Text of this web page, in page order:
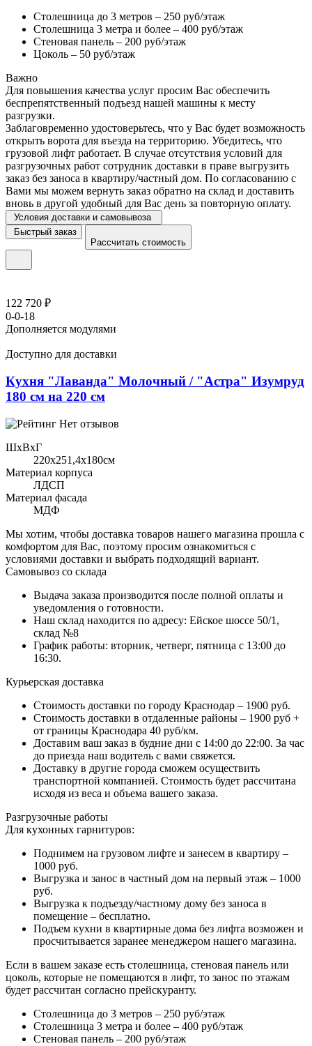
Столешница до 3 метров – 250 руб/этаж
Столешница 3 метра и более – 400 руб/этаж
Стеновая панель – 200 руб/этаж
Цоколь – 50 руб/этаж
Важно
Для повышения качества услуг просим Вас обеспечить
беспрепятственный подъезд нашей машины к месту
разгрузки.
Заблаговременно удостоверьтесь, что у Вас будет возможность
открыть ворота для въезда на территорию. Убедитесь, что
грузовой лифт работает. В случае отсутствия условий для
разгрузочных работ сотрудник доставки в праве выгрузить
заказ без заноса в квартиру/частный дом. По согласованию с
Вами мы можем вернуть заказ обратно на склад и доставить
вновь в другой удобный для Вас день за повторную оплату.
Условия доставки и самовывоза
Быстрый заказ
Рассчитать стоимость
122 720 ₽
0-0-18
Дополняется модулями
Доступно для доставки
Кухня "Лаванда" Молочный / "Астра" Изумруд
180 см на 220 см
Нет отзывов
ШхВхГ
220x251,4х180см
Материал корпуса
ЛДСП
Материал фасада
МДФ
Мы хотим, чтобы доставка товаров нашего магазина прошла с
комфортом для Вас, поэтому просим ознакомиться с
условиями доставки и выбрать подходящий вариант.
Самовывоз со склада
Выдача заказа производится после полной оплаты и
уведомления о готовности.
Наш склад находится по адресу: Ейское шоссе 50/1,
склад №8
График работы: вторник, четверг, пятница с 13:00 до
16:30.
Курьерская доставка
Стоимость доставки по городу Краснодар – 1900 руб.
Стоимость доставки в отдаленные районы – 1900 руб +
от границы Краснодара 40 руб/км.
Доставим ваш заказ в будние дни с 14:00 до 22:00. За час
до приезда наш водитель с вами свяжется.
Доставку в другие города сможем осуществить
транспортной компанией. Стоимость будет рассчитана
исходя из веса и объема вашего заказа.
Разгрузочные работы
Для кухонных гарнитуров:
Поднимем на грузовом лифте и занесем в квартиру –
1000 руб.
Выгрузка и занос в частный дом на первый этаж – 1000
руб.
Выгрузка к подъезду/частному дому без заноса в
помещение – бесплатно.
Подъем кухни в квартирные дома без лифта возможен и
просчитывается заранее менеджером нашего магазина.
Если в вашем заказе есть столешница, стеновая панель или
цоколь, которые не помещаются в лифт, то занос по этажам
будет рассчитан согласно прейскуранту.
Столешница до 3 метров – 250 руб/этаж
Столешница 3 метра и более – 400 руб/этаж
Стеновая панель – 200 руб/этаж